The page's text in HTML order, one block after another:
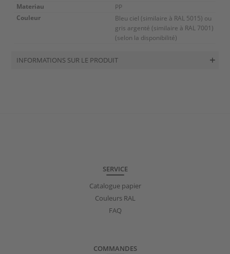
Materiau PP
Couleur
Bleu ciel (similaire à RAL 5015) ou
gris argenté (similaire à RAL 7001)
(selon la disponibilité)
INFORMATIONS SUR LE PRODUIT
SERVICE
Catalogue papier
Couleurs RAL
FAQ
COMMANDES